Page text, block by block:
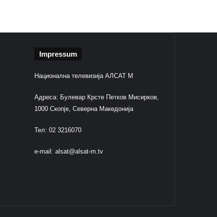
Impressum
Национална телевизија АЛСАТ М
Адреса: Булевар Крсте Петков Мисирков,
1000 Скопје, Северна Македонија
Тел: 02 3216070
e-mail: alsat@alsat-m.tv